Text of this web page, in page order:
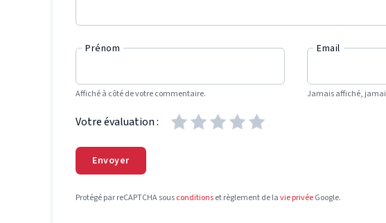
Prénom
Affiché à côté de votre commentaire.
Email
Jamais affiché,
Votre évaluation :
Envoyer
Protégé par reCAPTCHA sousconditionset règlement de lavie privéeGoogle.